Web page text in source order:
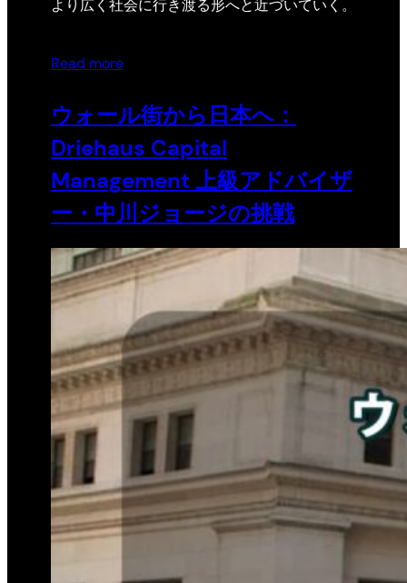
より広く社会に行き渡る形へと近づいていく。
Read more
ウォール街から日本へ：
Driehaus Capital
Management 上級アドバイザ
ー・中川ジョージの挑戦